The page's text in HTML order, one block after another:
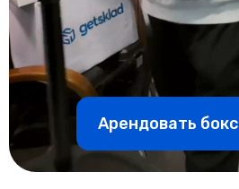
Арендовать бокс